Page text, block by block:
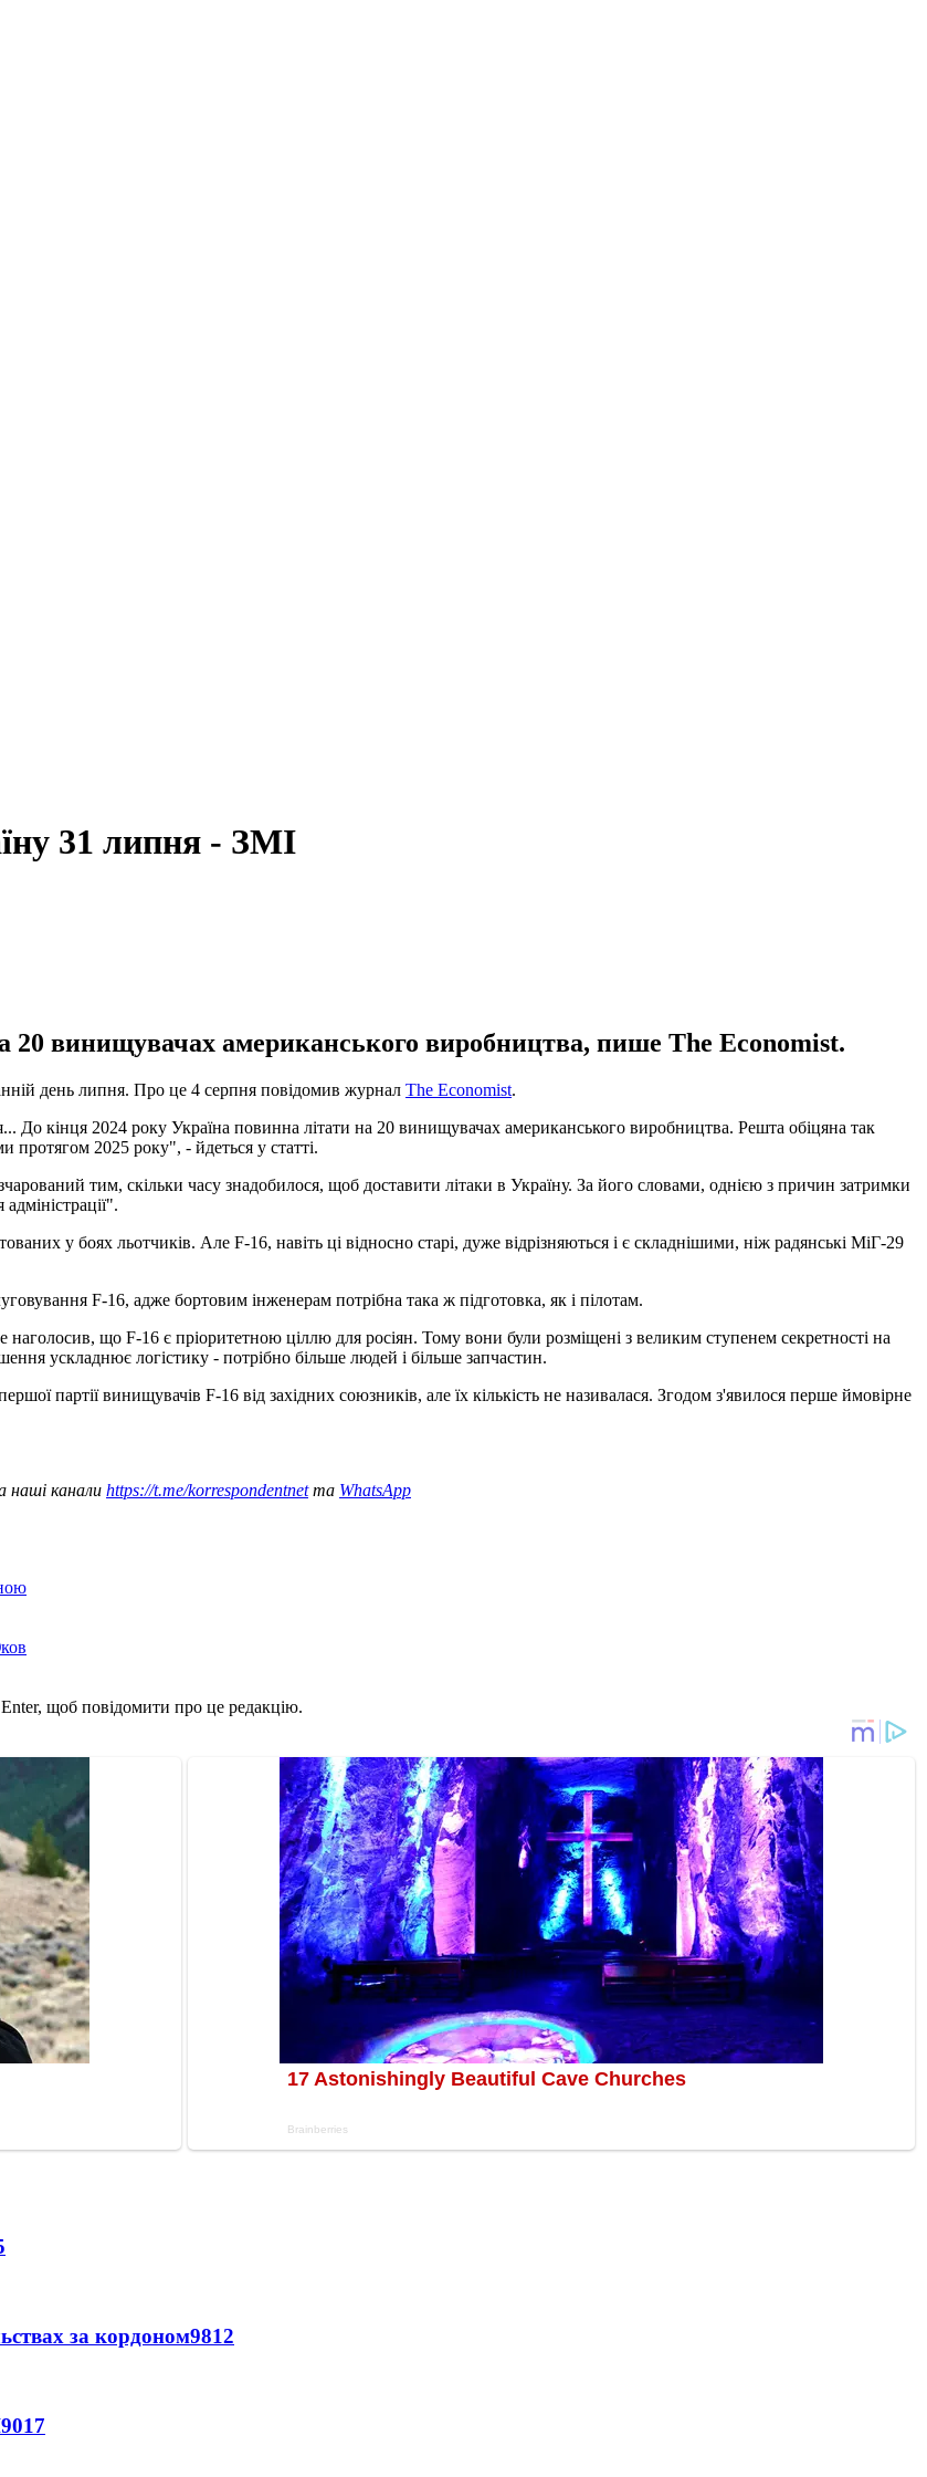
31 липня - ЗМІ
20 винищувачах американського виробництва, пише The Economist.
день липня. Про це 4 серпня повідомив журнал The Economist.
До кінця 2024 року Україна повинна літати на 20 винищувачах американського виробництва. Решта обіцяна так
протягом 2025 року", - йдеться у статті.
тим, скільки часу знадобилося, щоб доставити літаки в Україну. За його словами, однією з причин затримки
у боях льотчиків. Але F-16, навіть ці відносно старі, дуже відрізняються і є складнішими, ніж радянські МіГ-29
F-16, адже бортовим інженерам потрібна така ж підготовка, як і пілотам.
що F-16 є пріоритетною ціллю для росіян. Тому вони були розміщені з великим ступенем секретності на
ускладнює логістику - потрібно більше людей і більше запчастин.
партії винищувачів F-16 від західних союзників, але їх кількість не називалася. Згодом з'явилося перше ймовірне
наші канали https://t.me/korrespondentnetта WhatsApp
щоб повідомити про це редакцію.
за кордоном9812
9017